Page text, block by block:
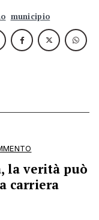
municipio
la verità può
carriera